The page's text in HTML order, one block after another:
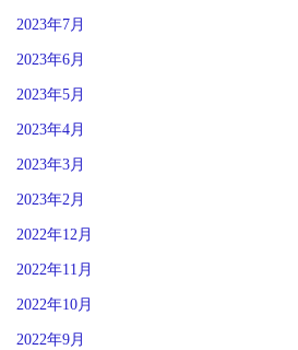
2023年7月
2023年6月
2023年5月
2023年4月
2023年3月
2023年2月
2022年12月
2022年11月
2022年10月
2022年9月